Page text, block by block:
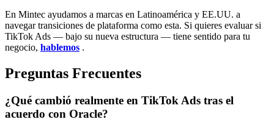
En Mintec ayudamos a marcas en Latinoamérica y EE.UU. a
navegar transiciones de plataforma como esta. Si quieres evaluar si
TikTok Ads — bajo su nueva estructura — tiene sentido para tu
negocio, hablemos .
Preguntas Frecuentes
¿Qué cambió realmente en TikTok Ads tras el
acuerdo con Oracle?